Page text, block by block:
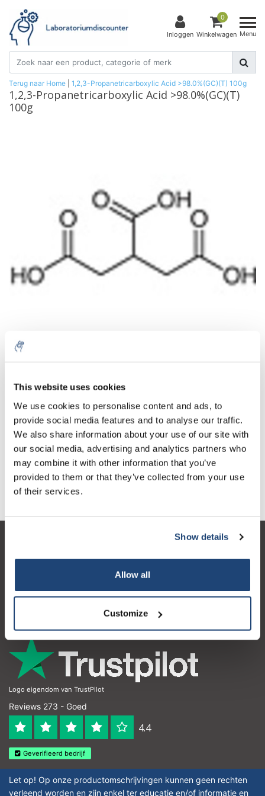
This website uses cookies
We use cookies to personalise content and ads, to
provide social media features and to analyse our traffic.
We also share information about your use of our site with
our social media, advertising and analytics partners who
may combine it with other information that you’ve
provided to them or that they’ve collected from your use
of their services.
Show details
Allow all
Customize
Inloggen
0
Winkelwagen Menu
Terug naar Home 1,2,3-Propanetricarboxylic Acid >98.0%(GC)(T) 100g
1,2,3-Propanetricarboxylic Acid >98.0%(GC)(T)
100g
Aantal Product
1 Stuk
€382,22
€462,48 Meer
Toevoegen aan winkelwagen
Informatie
Contactgegevens
Logo eigendom van TrustPilot
Reviews 273 - Goed
4.4
Geverifieerd bedrijf
Let op! Op onze productomschrijvingen kunnen geen rechten
verleend worden en zijn enkel ter educatie en/of informatie en